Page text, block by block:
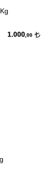
1.000 ,00